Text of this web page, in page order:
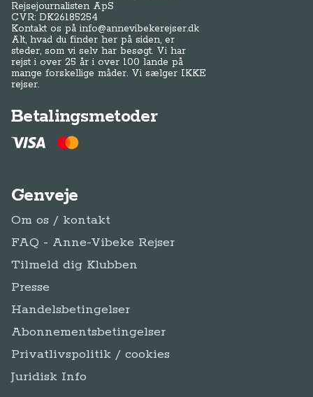
Rejsejournalisten ApS
CVR: DK26185254
Kontakt os påinfo@annevibekerejser.dk
Alt, hvad du finder her på siden, er
steder, som vi selv har besøgt. Vi har
rejst i over 25 år i over 100 lande på
mange forskellige måder. Vi sælger IKKE
rejser.
Betalingsmetoder
Genveje
Om os / kontakt
FAQ - Anne-Vibeke Rejser
Tilmeld dig Klubben
Presse
Handelsbetingelser
Abonnementsbetingelser
Privatlivspolitik / cookies
Juridisk Info